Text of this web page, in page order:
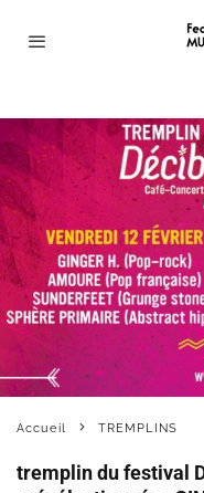
Accueil TREMPLINS
tremplin du festival